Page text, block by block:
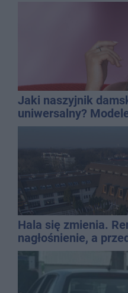
Jaki naszyjnik
uniwersalny?
wielu stylizacji
Hala się zmienia.
nagłośnienie, a
QEMETICA ARENA